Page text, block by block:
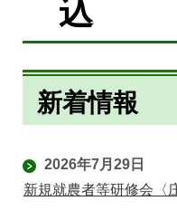
込
新着情報
2026年7月29日
新規就農者等研修会〈